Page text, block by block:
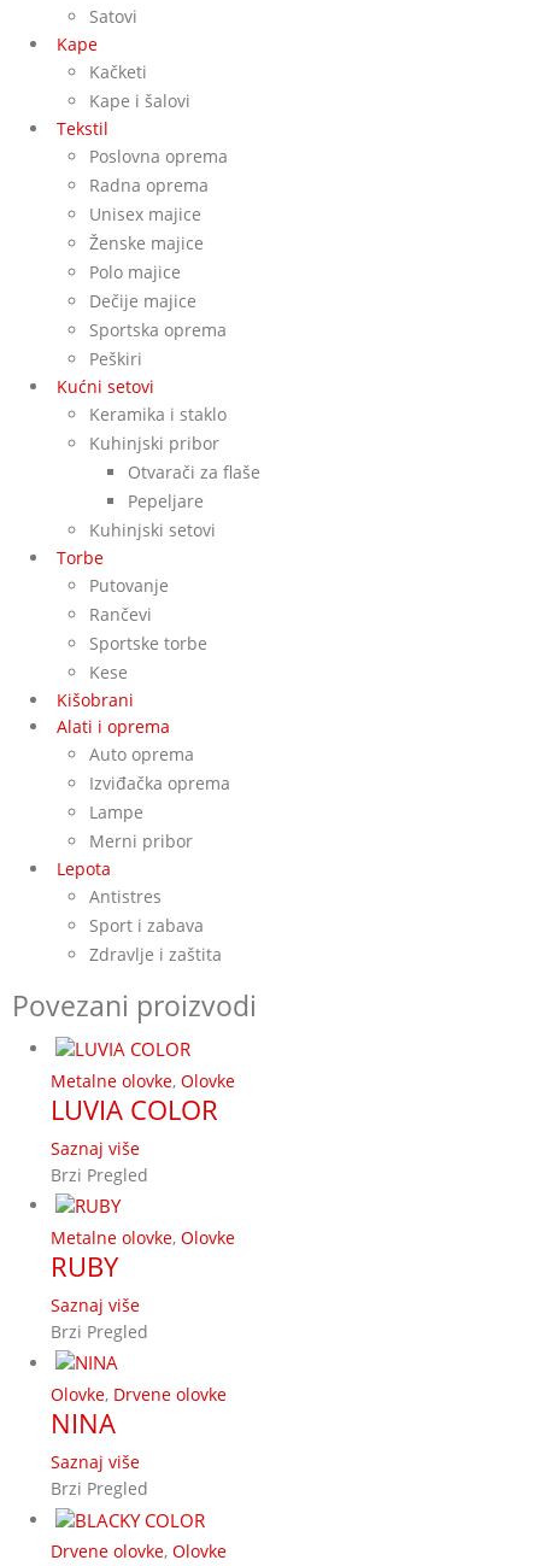
Satovi
Kape
Kačketi
Kape i šalovi
Tekstil
Poslovna oprema
Radna oprema
Unisex majice
Ženske majice
Polo majice
Dečije majice
Sportska oprema
Peškiri
Kućni setovi
Keramika i staklo
Kuhinjski pribor
Otvarači za flaše
Pepeljare
Kuhinjski setovi
Torbe
Putovanje
Rančevi
Sportske torbe
Kese
Kišobrani
Alati i oprema
Auto oprema
Izviđačka oprema
Lampe
Merni pribor
Lepota
Antistres
Sport i zabava
Zdravlje i zaštita
Povezani proizvodi
Metalne olovke, Olovke
LUVIA COLOR
Saznaj više
Brzi Pregled
Metalne olovke, Olovke
RUBY
Saznaj više
Brzi Pregled
Olovke, Drvene olovke
NINA
Saznaj više
Brzi Pregled
Drvene olovke, Olovke